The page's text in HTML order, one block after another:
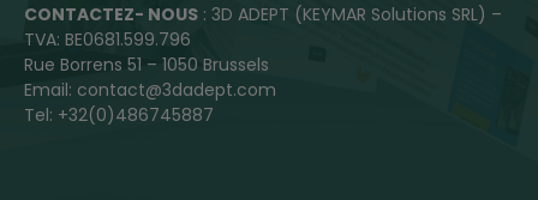
CONTACTEZ- NOUS : 3D ADEPT (KEYMAR Solutions SRL) –
TVA: BE0681.599.796
Rue Borrens 51 – 1050 Brussels
Email: contact@3dadept.com
Tel: +32(0)486745887